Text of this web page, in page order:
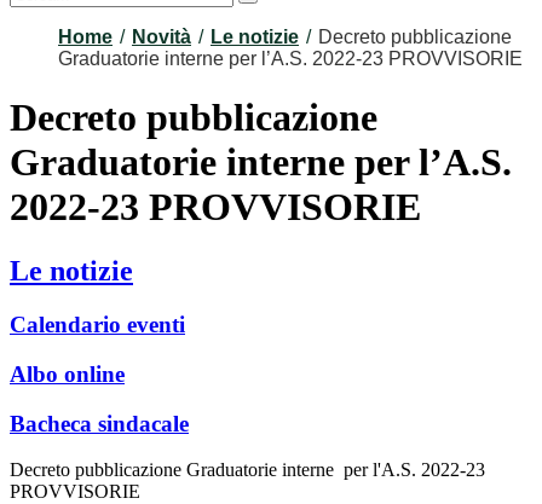
Home Novità Le notizie
Decreto pubblicazione
Graduatorie interne per l’A.S. 2022-23 PROVVISORIE
Decreto pubblicazione
Graduatorie interne per l’A.S.
2022-23 PROVVISORIE
Le notizie
Calendario eventi
Albo online
Bacheca sindacale
Decreto pubblicazione Graduatorie interne per l'A.S. 2022-23
PROVVISORIE